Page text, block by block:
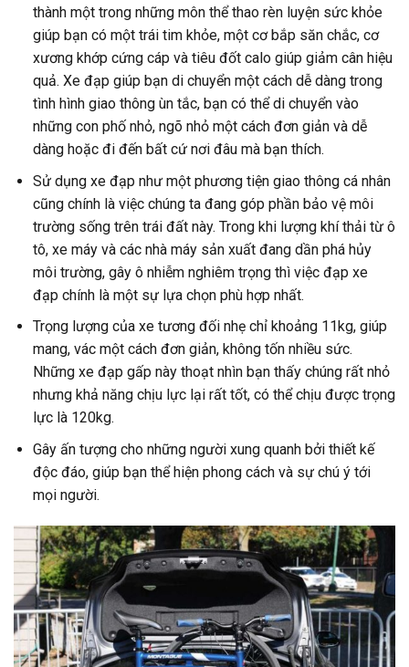
thành một trong những môn thể thao rèn luyện sức khỏe
giúp bạn có một trái tim khỏe, một cơ bắp săn chắc, cơ
xương khớp cứng cáp và tiêu đốt calo giúp giảm cân hiệu
quả. Xe đạp giúp bạn di chuyển một cách dễ dàng trong
tình hình giao thông ùn tắc, bạn có thể di chuyển vào
những con phố nhỏ, ngõ nhỏ một cách đơn giản và dễ
dàng hoặc đi đến bất cứ nơi đâu mà bạn thích.
Sử dụng xe đạp như một phương tiện giao thông cá nhân
cũng chính là việc chúng ta đang góp phần bảo vệ môi
trường sống trên trái đất này. Trong khi lượng khí thải từ ô
tô, xe máy và các nhà máy sản xuất đang dần phá hủy
môi trường, gây ô nhiễm nghiêm trọng thì việc đạp xe
đạp chính là một sự lựa chọn phù hợp nhất.
Trọng lượng của xe tương đối nhẹ chỉ khoảng 11kg, giúp
mang, vác một cách đơn giản, không tốn nhiều sức.
Những xe đạp gấp này thoạt nhìn bạn thấy chúng rất nhỏ
nhưng khả năng chịu lực lại rất tốt, có thể chịu được trọng
lực là 120kg.
Gây ấn tượng cho những người xung quanh bởi thiết kế
độc đáo, giúp bạn thể hiện phong cách và sự chú ý tới
mọi người.